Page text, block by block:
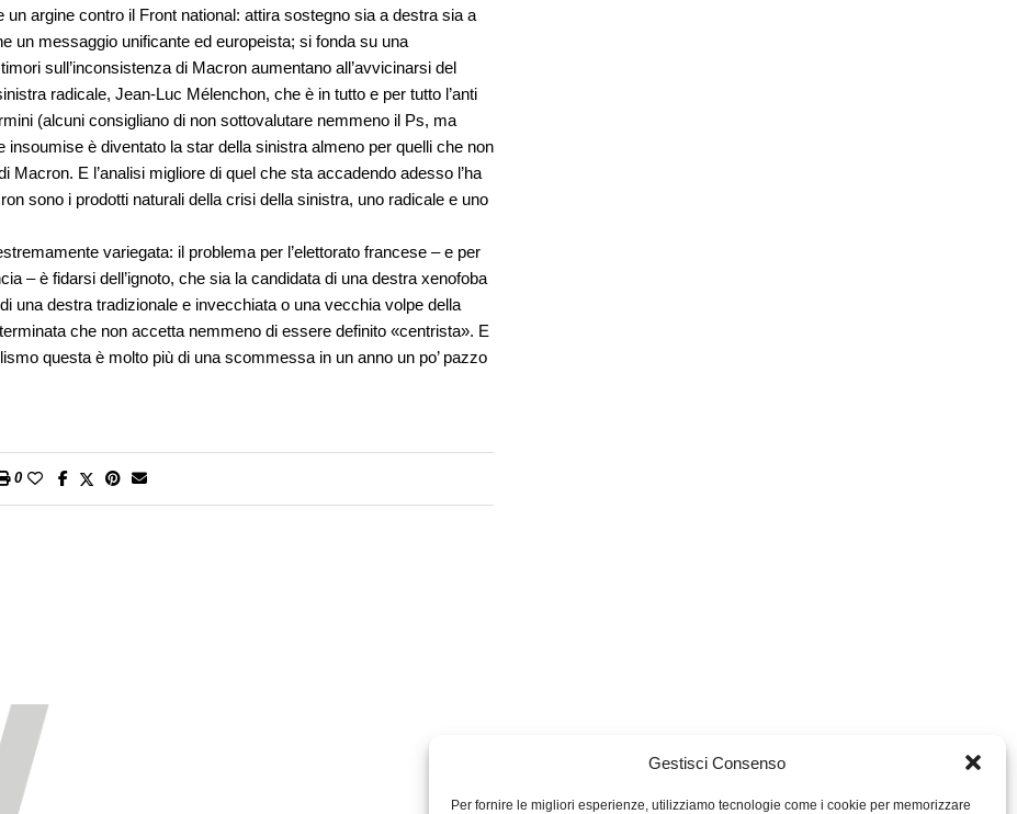
Gestisci Consenso
Per fornire le migliori esperienze, utilizziamo tecnologie come i cookie per memorizzare
argine contro il Front national: attira sostegno sia a destra sia a
un messaggio unificante ed europeista; si fonda su una
sull’inconsistenza di Macron aumentano all’avvicinarsi del
radicale, Jean-Luc Mélenchon, che è in tutto e per tutto l’anti
(alcuni consigliano di non sottovalutare nemmeno il Ps, ma
è diventato la star della sinistra almeno per quelli che non
E l’analisi migliore di quel che sta accadendo adesso l’ha
sono i prodotti naturali della crisi della sinistra, uno radicale e uno
variegata: il problema per l’elettorato francese – e per
– è fidarsi dell’ignoto, che sia la candidata di una destra xenofoba
una destra tradizionale e invecchiata o una vecchia volpe della
che non accetta nemmeno di essere definito «centrista». E
questa è molto più di una scommessa in un anno un po’ pazzo
0